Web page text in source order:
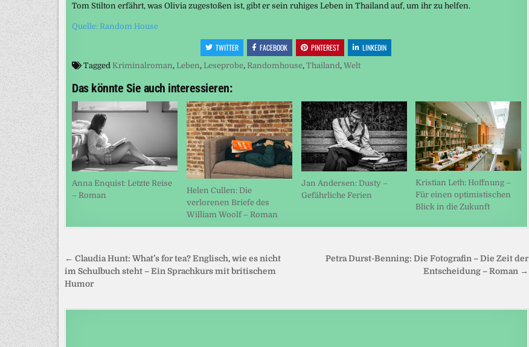
Tom Stilton erfährt, was Olivia zugestoßen ist, gibt er sein ruhiges Leben in Thailand auf, um ihr zu helfen.
Quelle: Random House
TWITTER FACEBOOK PINTEREST LINKEDIN
Tagged Kriminalroman, Leben, Leseprobe, Randomhouse, Thailand, Welt
Das könnte Sie auch interessieren:
Anna Enquist: Letzte Reise
– Roman
Helen Cullen: Die
verlorenen Briefe des
William Woolf – Roman
Jan Andersen: Dusty –
Gefährliche Ferien
Kristian Leth: Hoffnung –
Für einen optimistischen
Blick in die Zukunft
Beitragsnavigation
Petra Durst-Benning: Die Fotografin – Die Zeit der
Entscheidung – Roman →
← Claudia Hunt: What’s for tea? Englisch, wie es nicht
im Schulbuch steht – Ein Sprachkurs mit britischem
Humor